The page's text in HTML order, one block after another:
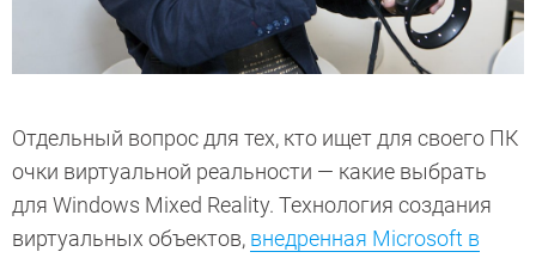
Отдельный вопрос для тех, кто ищет для своего ПК
очки виртуальной реальности — какие выбрать
для Windows Mixed Reality. Технология создания
виртуальных объектов, внедренная Microsoft в